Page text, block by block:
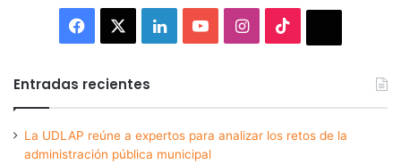
Facebook LinkedInYouTubeInstagram
Entradas recientes
La UDLAP reúne a expertos para analizar los retos de la
administración pública municipal